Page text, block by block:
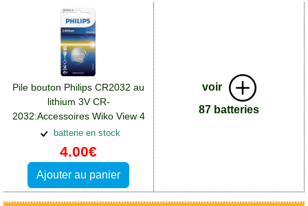
Pile bouton Philips CR2032 au
lithium 3V CR-
2032:Accessoires Wiko View 4
Lite
batterie en stock
4.00€
Ajouter au panier
voir
87 batteries